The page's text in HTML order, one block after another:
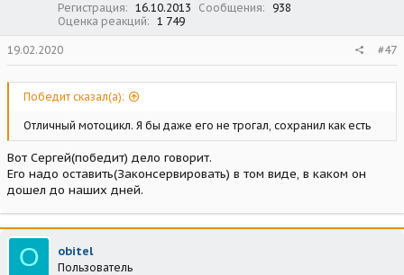
Регистрация 16.10.2013 Сообщения
938
Оценка реакций
1 749
19.02.2020 #47
Победит сказал(а):
Отличный мотоцикл. Я бы даже его не трогал, сохранил как есть
Вот Сергей(победит) дело говорит.
Его надо оставить(Законсервировать) в том виде, в каком он
дошел до наших дней.
O obitel
Пользователь